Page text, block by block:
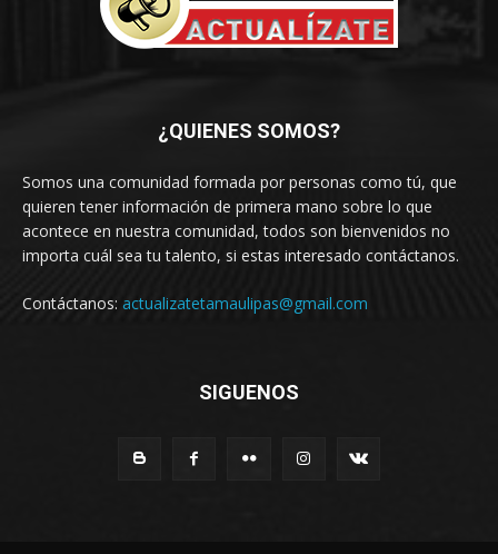
¿QUIENES SOMOS?
Somos una comunidad formada por personas como tú, que
quieren tener información de primera mano sobre lo que
acontece en nuestra comunidad, todos son bienvenidos no
importa cuál sea tu talento, si estas interesado contáctanos.
Contáctanos: actualizatetamaulipas@gmail.com
SIGUENOS